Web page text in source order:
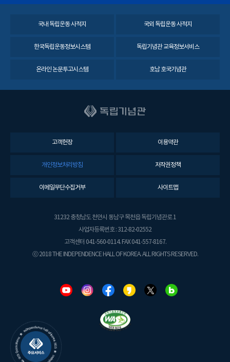
국내 독립운동 사적지 국외 독립운동 사적지
한국독립운동정보시스템 독립기념관 교육정보서비스
온라인 논문투고시스템 호남 호국기념관
고객헌장 이용약관
개인정보처리방침 저작권정책
이메일무단수집거부 사이트맵
31232 충청남도 천안시 동남구 목천읍 독립기념관로 1
사업자등록번호 : 312-82-02552
고객센터 041-560-0114. FAX 041-557-8167.
ⓒ 2018 THE INDEPENDENCE HALL OF KOREA. ALL RIGHTS RESERVED.